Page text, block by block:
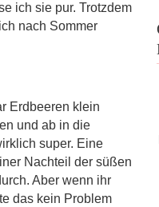
ich sie pur. Trotzdem
nach Sommer
Erdbeeren klein
und ab in die
super. Eine
Nachteil der süßen
Aber wenn ihr
das kein Problem